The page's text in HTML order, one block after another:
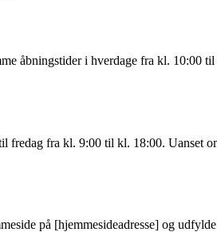
åbningstider i hverdage fra kl. 10:00
fra kl. 9:00 til kl. 18:00. Uanset
på [hjemmesideadresse] og